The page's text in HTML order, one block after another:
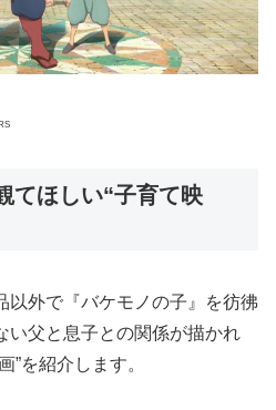
てほしい“子育て映
以外で『バケモノの子』を彷彿
い父と息子との関係が描かれ
”を紹介します。